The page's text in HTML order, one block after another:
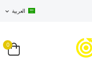
العربية
0